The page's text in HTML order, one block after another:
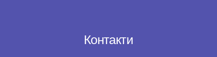
Контакти